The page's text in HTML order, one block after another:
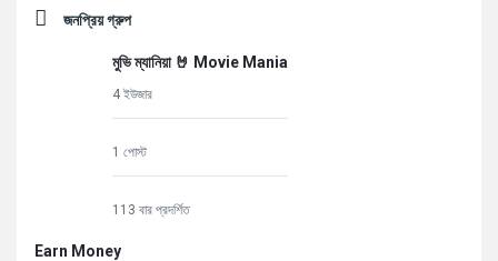
জনপ্রিয় গ্রুপ
মুভি ম্যানিয়া 🤘 Movie Mania
4 ইউজার
1 পোস্ট
113 বার প্রদর্শিত
Earn Money